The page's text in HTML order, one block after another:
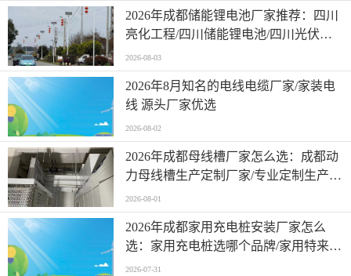
2026年成都储能锂电池厂家推荐：四川
亮化工程/四川储能锂电池/四川光伏发
电/技术实力与工程适配性分析
2026-08-03
2026年8月知名的电线电缆厂家/家装电
线 源头厂家优选
2026-08-02
2026年成都母线槽厂家怎么选：成都动
力母线槽生产定制厂家/专业定制生产能
力与本地化服务成关键
2026-08-01
2026年成都家用充电桩安装厂家怎么
选：家用充电桩选哪个品牌/家用特来电
充电桩上门安装/本地服务商实力解析
2026-07-31